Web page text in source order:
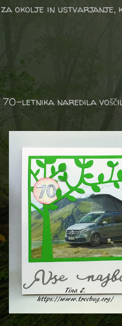
za okolje in
70-letnika naredila